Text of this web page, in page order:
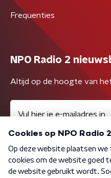
Frequenties
NPO Radio 2
Altijd op de hoogte van